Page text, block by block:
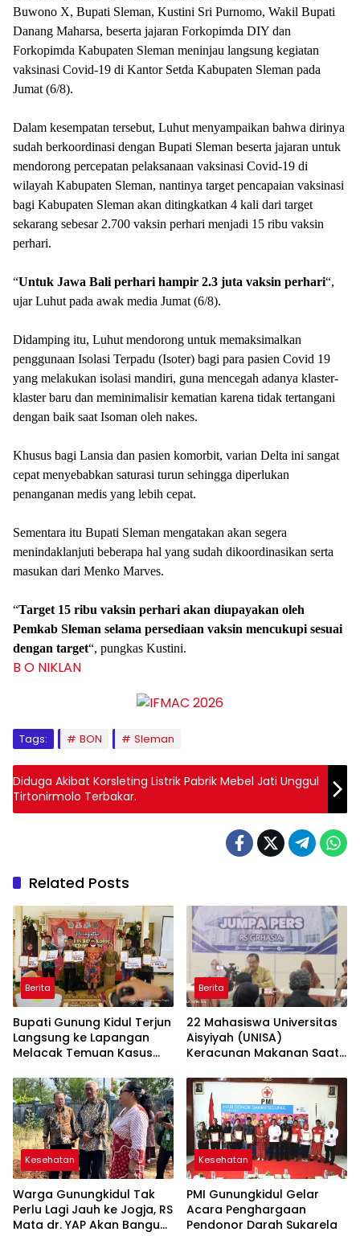
Buwono X, Bupati Sleman, Kustini Sri Purnomo, Wakil Bupati
Danang Maharsa, beserta jajaran Forkopimda DIY dan
Forkopimda Kabupaten Sleman meninjau langsung kegiatan
vaksinasi Covid-19 di Kantor Setda Kabupaten Sleman pada
Jumat (6/8).
Dalam kesempatan tersebut, Luhut menyampaikan bahwa dirinya
sudah berkoordinasi dengan Bupati Sleman beserta jajaran untuk
mendorong percepatan pelaksanaan vaksinasi Covid-19 di
wilayah Kabupaten Sleman, nantinya target pencapaian vaksinasi
bagi Kabupaten Sleman akan ditingkatkan 4 kali dari target
sekarang sebesar 2.700 vaksin perhari menjadi 15 ribu vaksin
perhari.
“Untuk Jawa Bali perhari hampir 2.3 juta vaksin perhari“,
ujar Luhut pada awak media Jumat (6/8).
Didamping itu, Luhut mendorong untuk memaksimalkan
penggunaan Isolasi Terpadu (Isoter) bagi para pasien Covid 19
yang melakukan isolasi mandiri, guna mencegah adanya klaster-
klaster baru dan meminimalisir kematian karena tidak tertangani
dengan baik saat Isoman oleh nakes.
Khusus bagi Lansia dan pasien komorbit, varian Delta ini sangat
cepat menyebabkan saturasi turun sehingga diperlukan
penanganan medis yang lebih cepat.
Sementara itu Bupati Sleman mengatakan akan segera
menindaklanjuti beberapa hal yang sudah dikoordinasikan serta
masukan dari Menko Marves.
“Target 15 ribu vaksin perhari akan diupayakan oleh
Pemkab Sleman selama persediaan vaksin mencukupi sesuai
dengan target“, pungkas Kustini.
B O NIKLAN
Tags: BON Sleman
Diduga Akibat Korsleting Listrik Pabrik Mebel Jati Unggul
Tirtonirmolo Terbakar.
Related Posts
Berita
Bupati Gunung Kidul Terjun
Langsung ke Lapangan
Melacak Temuan Kasus
Berita
22 Mahasiswa Universitas
Aisyiyah (UNISA)
Keracunan Makanan Saat
RSJ Ghrasia Yogyakarta
Kesehatan
Warga Gunungkidul Tak
Perlu Lagi Jauh ke Jogja, RS
Mata dr. YAP Akan Bangun
Kesehatan
PMI Gunungkidul Gelar
Acara Penghargaan
Pendonor Darah Sukarela